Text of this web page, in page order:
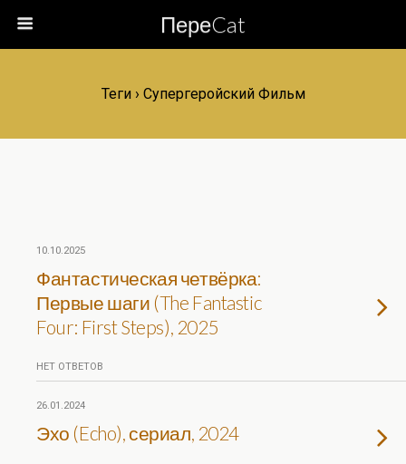
ПереCat
Теги › Супергеройский Фильм
10.10.2025
Фантастическая четвёрка:
Первые шаги (The Fantastic
Four: First Steps), 2025
НЕТ ОТВЕТОВ
26.01.2024
Эхо (Echo), сериал, 2024